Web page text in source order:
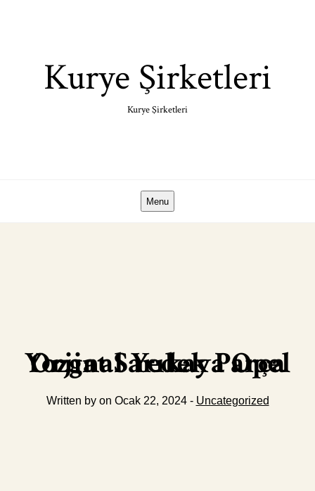
Kurye Şirketleri
Kurye Şirketleri
Menu
Yozgat Sarıkaya Opel Orjinal Yedek Parça
Written by on Ocak 22, 2024 - Uncategorized